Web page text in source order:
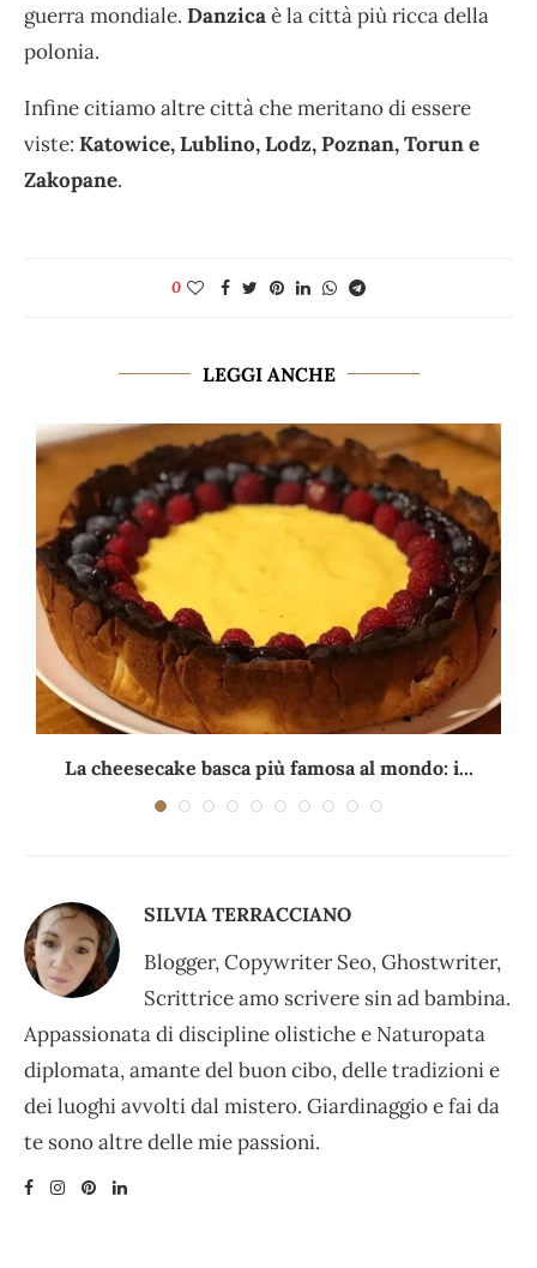
guerra mondiale. Danzicaè la città più ricca della
polonia.
Infine citiamo altre città che meritano di essere
viste: Katowice, Lublino, Lodz, Poznan, Torun e
Zakopane.
0
LEGGI ANCHE
La cheesecake basca più famosa al mondo: i...
SILVIA TERRACCIANO
Blogger, Copywriter Seo, Ghostwriter,
Scrittrice amo scrivere sin ad bambina.
Appassionata di discipline olistiche e Naturopata
diplomata, amante del buon cibo, delle tradizioni e
dei luoghi avvolti dal mistero. Giardinaggio e fai da
te sono altre delle mie passioni.